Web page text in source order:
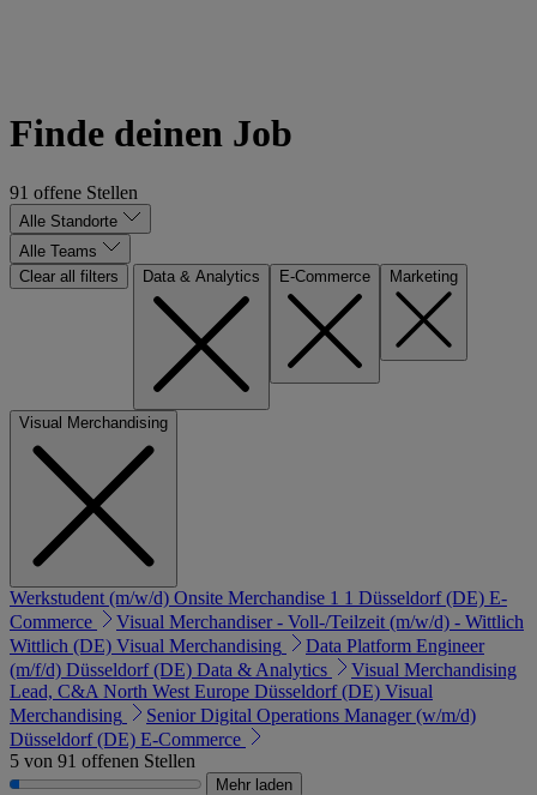
Finde deinen Job
91 offene Stellen
Alle Standorte
Alle Teams
Clear all filters
Data & Analytics E-Commerce Marketing
Visual Merchandising
Werkstudent (m/w/d) Onsite Merchandise 1 1 Düsseldorf (DE) E-
Commerce
Visual Merchandiser - Voll-/Teilzeit (m/w/d) - Wittlich
Wittlich (DE) Visual Merchandising
Data Platform Engineer
(m/f/d) Düsseldorf (DE) Data & Analytics
Visual Merchandising
Lead, C&A North West Europe Düsseldorf (DE) Visual
Merchandising
Senior Digital Operations Manager (w/m/d)
Düsseldorf (DE) E-Commerce
5 von 91 offenen Stellen
Mehr laden